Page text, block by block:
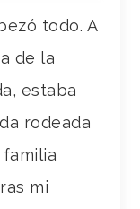
todo. A
de la
estaba
rodeada
mi